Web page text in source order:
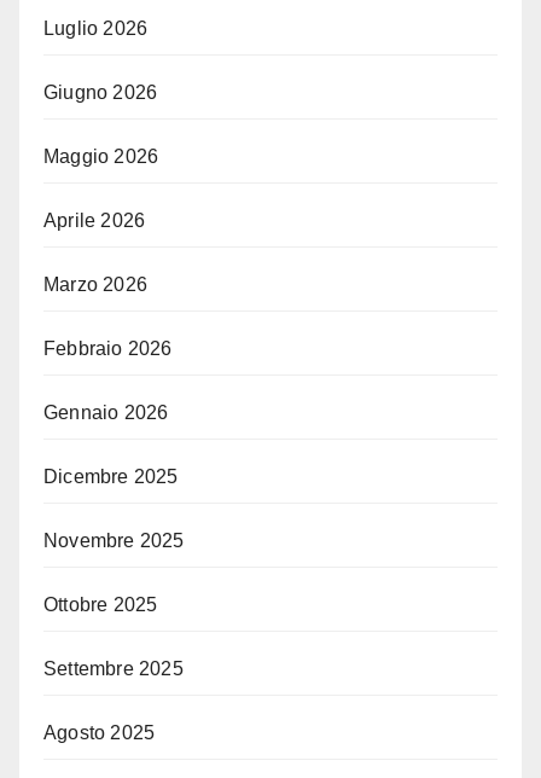
Luglio 2026
Giugno 2026
Maggio 2026
Aprile 2026
Marzo 2026
Febbraio 2026
Gennaio 2026
Dicembre 2025
Novembre 2025
Ottobre 2025
Settembre 2025
Agosto 2025